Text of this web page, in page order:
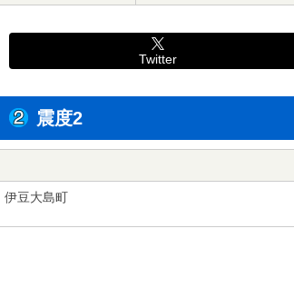
Twitter
震度2
伊豆大島町